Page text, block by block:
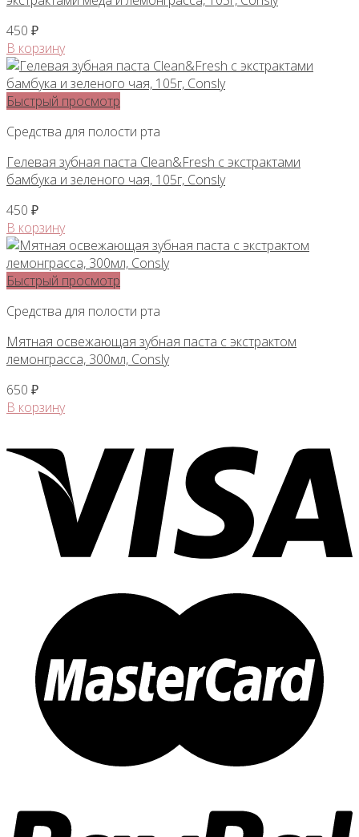
450 ₽
В корзину
Быстрый просмотр
Средства для полости рта
Гелевая зубная паста Clean&Fresh с экстрактами
бамбука и зеленого чая, 105г, Consly
450 ₽
В корзину
Быстрый просмотр
Средства для полости рта
Мятная освежающая зубная паста с экстрактом
лемонграсса, 300мл, Consly
650 ₽
В корзину